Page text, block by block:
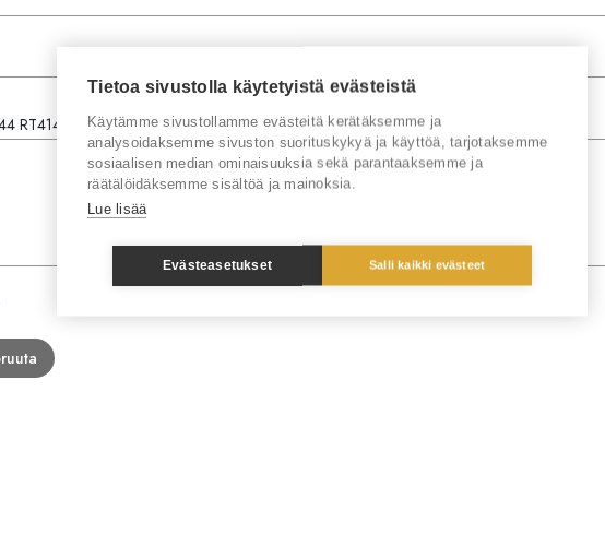
Tietoa sivustolla käytetyistä evästeistä
Käytämme sivustollamme evästeitä kerätäksemme ja
analysoidaksemme sivuston suorituskykyä ja käyttöä, tarjotaksemme
sosiaalisen median ominaisuuksia sekä parantaaksemme ja
räätälöidäksemme sisältöä ja mainoksia.
Lue lisää
Evästeasetukset Salli kaikki evästeet